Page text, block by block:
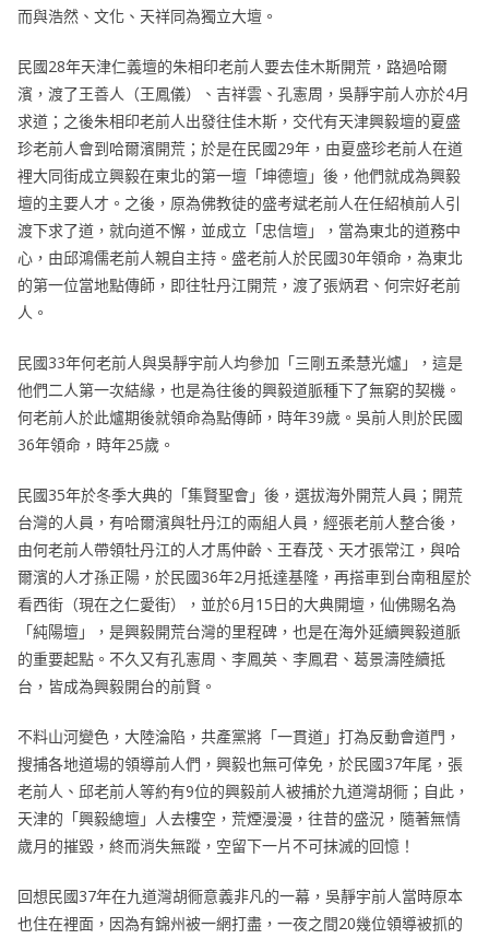
而與浩然、文化、天祥同為獨立大壇。
民國28年天津仁義壇的朱相印老前人要去佳木斯開荒，路過哈爾
濱，渡了王善人（王鳳儀）、吉祥雲、孔憲周，吳靜宇前人亦於4月
求道；之後朱相印老前人出發往佳木斯，交代有天津興毅壇的夏盛
珍老前人會到哈爾濱開荒；於是在民國29年，由夏盛珍老前人在道
裡大同街成立興毅在東北的第一壇「坤德壇」後，他們就成為興毅
壇的主要人才。之後，原為佛教徒的盛考斌老前人在任紹楨前人引
渡下求了道，就向道不懈，並成立「忠信壇」，當為東北的道務中
心，由邱鴻儒老前人親自主持。盛老前人於民國30年領命，為東北
的第一位當地點傳師，即往牡丹江開荒，渡了張炳君、何宗好老前
人。
民國33年何老前人與吳靜宇前人均參加「三剛五柔慧光爐」，這是
他們二人第一次結緣，也是為往後的興毅道脈種下了無窮的契機。
何老前人於此爐期後就領命為點傳師，時年39歲。吳前人則於民國
36年領命，時年25歲。
民國35年於冬季大典的「集賢聖會」後，選拔海外開荒人員；開荒
台灣的人員，有哈爾濱與牡丹江的兩組人員，經張老前人整合後，
由何老前人帶領牡丹江的人才馬仲齡、王春茂、天才張常江，與哈
爾濱的人才孫正陽，於民國36年2月抵達基隆，再搭車到台南租屋於
看西街（現在之仁愛街），並於6月15日的大典開壇，仙佛賜名為
「純陽壇」，是興毅開荒台灣的里程碑，也是在海外延續興毅道脈
的重要起點。不久又有孔憲周、李鳳英、李鳳君、葛景濤陸續抵
台，皆成為興毅開台的前賢。
不料山河變色，大陸淪陷，共產黨將「一貫道」打為反動會道門，
搜捕各地道場的領導前人們，興毅也無可倖免，於民國37年尾，張
老前人、邱老前人等約有9位的興毅前人被捕於九道灣胡衕；自此，
天津的「興毅總壇」人去樓空，荒煙漫漫，往昔的盛況，隨著無情
歲月的摧毀，終而消失無蹤，空留下一片不可抹滅的回憶！
回想民國37年在九道灣胡衕意義非凡的一幕，吳靜宇前人當時原本
也住在裡面，因為有錦州被一網打盡，一夜之間20幾位領導被抓的